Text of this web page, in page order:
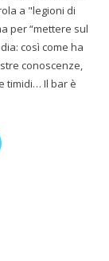
a "legioni di
per “mettere sul
così come ha
conoscenze,
timidi… Il bar è